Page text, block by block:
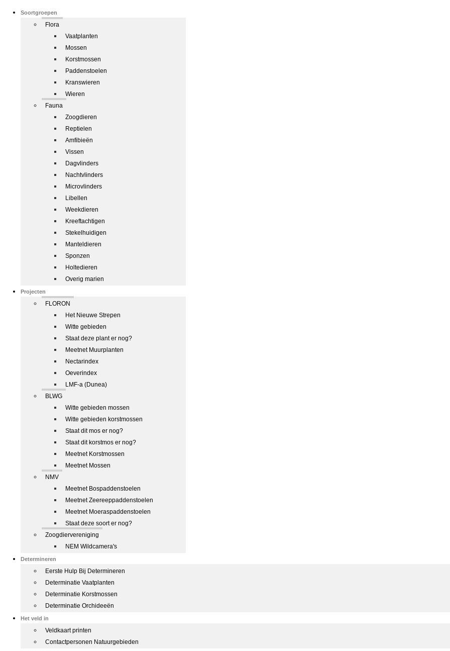
Soortgroepen
Flora
Vaatplanten
Mossen
Korstmossen
Paddenstoelen
Kranswieren
Wieren
Fauna
Zoogdieren
Reptielen
Amfibieën
Vissen
Dagvlinders
Nachtvlinders
Microvlinders
Libellen
Weekdieren
Kreeftachtigen
Stekelhuidigen
Manteldieren
Sponzen
Holtedieren
Overig marien
Projecten
FLORON
Het Nieuwe Strepen
Witte gebieden
Staat deze plant er nog?
Meetnet Muurplanten
Nectarindex
Oeverindex
LMF-a (Dunea)
BLWG
Witte gebieden mossen
Witte gebieden korstmossen
Staat dit mos er nog?
Staat dit korstmos er nog?
Meetnet Korstmossen
Meetnet Mossen
NMV
Meetnet Bospaddenstoelen
Meetnet Zeereeppaddenstoelen
Meetnet Moeraspaddenstoelen
Staat deze soort er nog?
Zoogdiervereniging
NEM Wildcamera's
Determineren
Eerste Hulp Bij Determineren
Determinatie Vaatplanten
Determinatie Korstmossen
Determinatie Orchideeën
Het veld in
Veldkaart printen
Contactpersonen Natuurgebieden